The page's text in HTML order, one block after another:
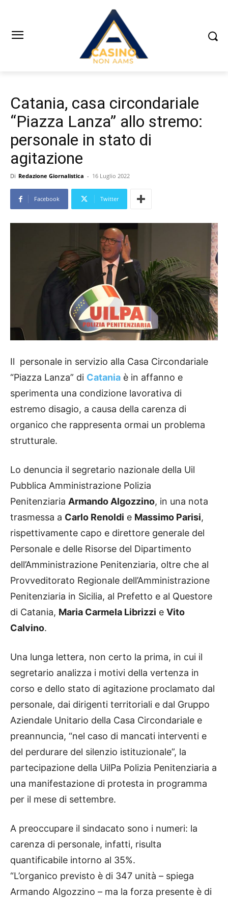
Catania, casa circondariale
“Piazza Lanza” allo stremo:
personale in stato di
agitazione
Di Redazione Giornalistica - 16 Luglio 2022
Facebook Twitter
Il personale in servizio alla Casa Circondariale
“Piazza Lanza” di Catania è in affanno e
sperimenta una condizione lavorativa di
estremo disagio, a causa della carenza di
organico che rappresenta ormai un problema
strutturale.
Lo denuncia il segretario nazionale della Uil
Pubblica Amministrazione Polizia
Penitenziaria Armando Algozzino, in una nota
trasmessa a Carlo Renoldi e Massimo Parisi,
rispettivamente capo e direttore generale del
Personale e delle Risorse del Dipartimento
dell’Amministrazione Penitenziaria, oltre che al
Provveditorato Regionale dell’Amministrazione
Penitenziaria in Sicilia, al Prefetto e al Questore
di Catania, Maria Carmela Librizzi e Vito
Calvino.
Una lunga lettera, non certo la prima, in cui il
segretario analizza i motivi della vertenza in
corso e dello stato di agitazione proclamato dal
personale, dai dirigenti territoriali e dal Gruppo
Aziendale Unitario della Casa Circondariale e
preannuncia, “nel caso di mancati interventi e
del perdurare del silenzio istituzionale”, la
partecipazione della UilPa Polizia Penitenziaria a
una manifestazione di protesta in programma
per il mese di settembre.
A preoccupare il sindacato sono i numeri: la
carenza di personale, infatti, risulta
quantificabile intorno al 35%.
“L’organico previsto è di 347 unità – spiega
Armando Algozzino – ma la forza presente è di